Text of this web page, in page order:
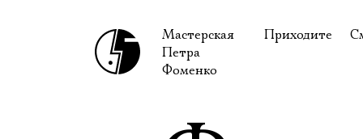
Мастерская
Петра
Фоменко
Приходите